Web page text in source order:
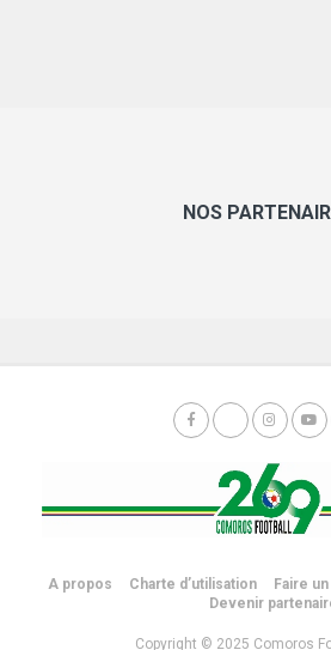
NOS
A propos Charte d’utilisation Faire
Devenir
Copyright © 2025 Comoros